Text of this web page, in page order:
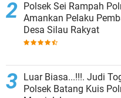
Polsek Sei Rampah
Amankan Pelaku
Desa Silau Rakyat
Luar Biasa...!!!. Judi
Polsek Batang Kuis